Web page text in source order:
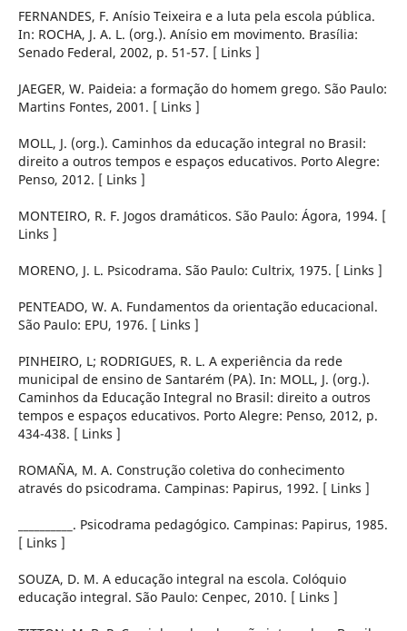
FERNANDES, F. Anísio Teixeira e a luta pela escola pública.
In: ROCHA, J. A. L. (org.). Anísio em movimento. Brasília:
Senado Federal, 2002, p. 51-57. [ Links ]
JAEGER, W. Paideia: a formação do homem grego. São Paulo:
Martins Fontes, 2001. [ Links ]
MOLL, J. (org.). Caminhos da educação integral no Brasil:
direito a outros tempos e espaços educativos. Porto Alegre:
Penso, 2012. [ Links ]
MONTEIRO, R. F. Jogos dramáticos. São Paulo: Ágora, 1994. [
Links ]
MORENO, J. L. Psicodrama. São Paulo: Cultrix, 1975. [ Links ]
PENTEADO, W. A. Fundamentos da orientação educacional.
São Paulo: EPU, 1976. [ Links ]
PINHEIRO, L; RODRIGUES, R. L. A experiência da rede
municipal de ensino de Santarém (PA). In: MOLL, J. (org.).
Caminhos da Educação Integral no Brasil: direito a outros
tempos e espaços educativos. Porto Alegre: Penso, 2012, p.
434-438. [ Links ]
ROMAÑA, M. A. Construção coletiva do conhecimento
através do psicodrama. Campinas: Papirus, 1992. [ Links ]
__________. Psicodrama pedagógico. Campinas: Papirus, 1985.
[ Links ]
SOUZA, D. M. A educação integral na escola. Colóquio
educação integral. São Paulo: Cenpec, 2010. [ Links ]